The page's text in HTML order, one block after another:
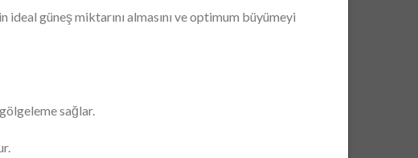
güneş miktarını almasını ve optimum büyümeyi
sağlar.